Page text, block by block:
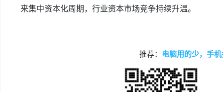
来集中资本化周期，行业资本市场竞争持续升温。
推荐： 电脑用的少，手